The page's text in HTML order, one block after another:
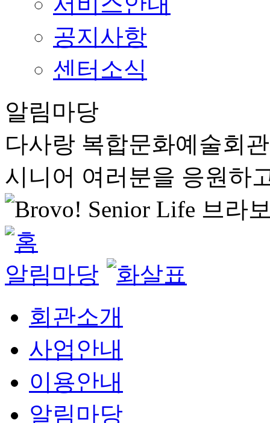
공지사항
센터소식
알림마당
다사랑 복합문화예술회
시니어 여러분을 응원하
알림마당
회관소개
사업안내
이용안내
알림마당